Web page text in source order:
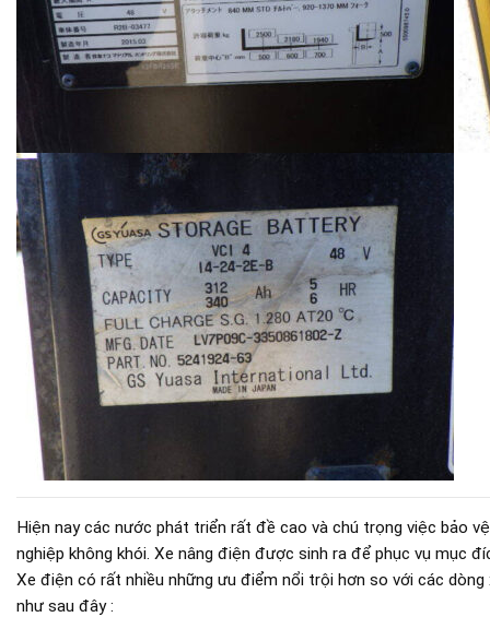
Hiện nay các nước phát triển rất đề cao và chú trọng việc bảo
nghiệp không khói. Xe nâng điện được sinh ra để phục vụ mục
Xe điện có rất nhiều những ưu điểm nổi trội hơn so với các
như sau đây :